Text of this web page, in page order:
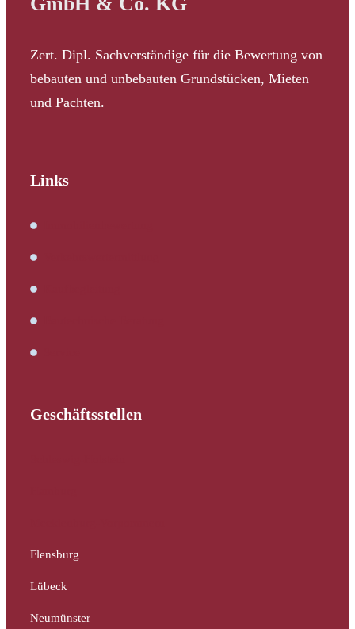
Zert. Dipl. Sachverständige für die Bewertung von
bebauten und unbebauten Grundstücken, Mieten
und Pachten.
Links
Geschäftsstellen
Flensburg
Lübeck
Neumünster